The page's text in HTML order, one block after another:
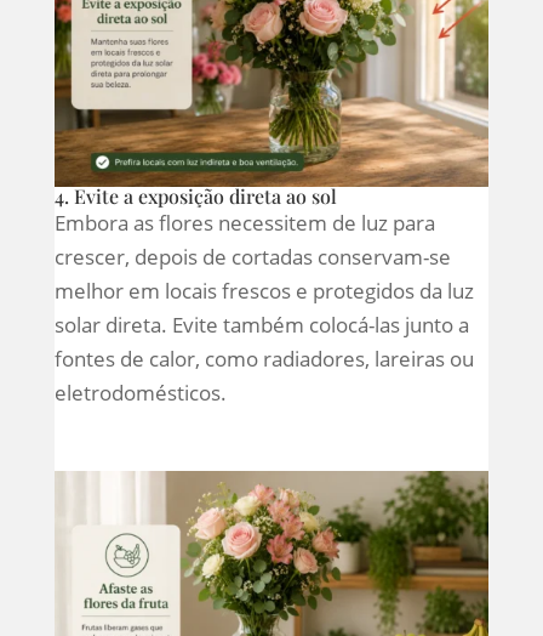
4. Evite a exposição direta ao sol
Embora as flores necessitem de luz para
crescer, depois de cortadas conservam-se
melhor em locais frescos e protegidos da luz
solar direta. Evite também colocá-las junto a
fontes de calor, como radiadores, lareiras ou
eletrodomésticos.